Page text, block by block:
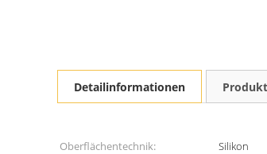
Detailinformationen
Oberflächentechnik: Silikon